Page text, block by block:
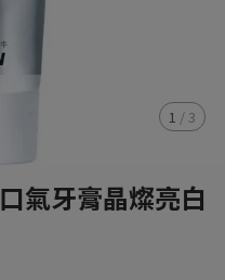
1 / 3
氣牙膏晶燦亮白